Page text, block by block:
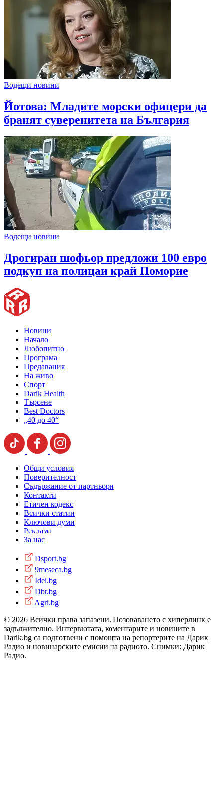
Водещи новини
Йотова: Младите морски офицери да
бранят суверенитета на България
Водещи новини
Дрогиран шофьор предложи 100 евро
подкуп на полицаи край Поморие
Новини
Начало
Любопитно
Програма
Предавания
На живо
Спорт
Darik Health
Търсене
Best Doctors
„40 до 40“
Общи условия
Поверителност
Съдържание от партньори
Контакти
Етичен кодекс
Всички статии
Ключови думи
Реклама
За нас
Dsport.bg
9meseca.bg
Idei.bg
Dbr.bg
Agri.bg
© 2026 Всички права запазени. Позоваването с хиперлинк е
задължително. Интервютата, коментарите и новините в
Darik.bg са подготвени с помощта на репортерите на Дарик
Радио и новинарските емисии на радиото. Снимки: Дарик
Радио.